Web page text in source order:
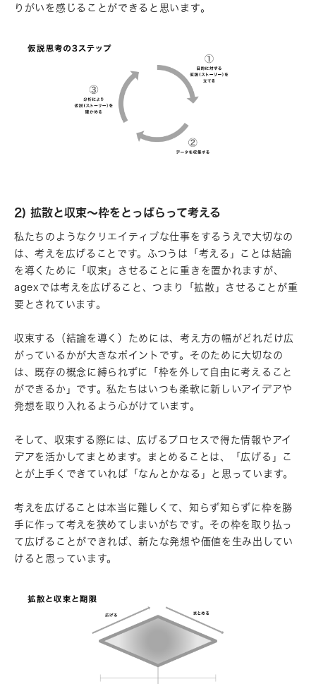
りがいを感じることができると思います。
2) 拡散と収束～枠をとっぱらって考える
私たちのようなクリエイティブな仕事をするうえで大切なの
は、考えを広げることです。ふつうは「考える」ことは結論
を導くために「収束」させることに重きを置かれますが、
agexでは考えを広げること、つまり「拡散」させることが重
要とされています。
収束する（結論を導く）ためには、考え方の幅がどれだけ広
がっているかが大きなポイントです。そのために大切なの
は、既存の概念に縛られずに「枠を外して自由に考えること
ができるか」です。私たちはいつも柔軟に新しいアイデアや
発想を取り入れるよう心がけています。
そして、収束する際には、広げるプロセスで得た情報やアイ
デアを活かしてまとめます。まとめることは、「広げる」こ
とが上手くできていれば「なんとかなる」と思っています。
考えを広げることは本当に難しくて、知らず知らずに枠を勝
手に作って考えを狭めてしまいがちです。その枠を取り払っ
て広げることができれば、新たな発想や価値を生み出してい
けると思っています。